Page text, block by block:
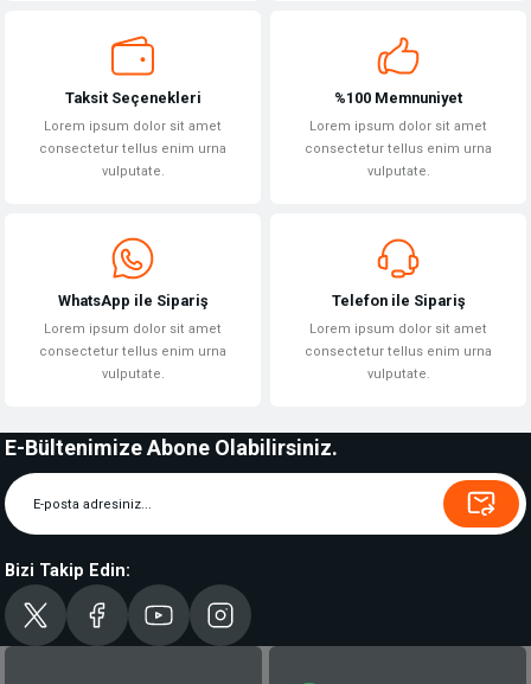
Taksit Seçenekleri
Lorem ipsum dolor sit amet
consectetur tellus enim urna
vulputate.
%100 Memnuniyet
Lorem ipsum dolor sit amet
consectetur tellus enim urna
vulputate.
WhatsApp ile Sipariş
Lorem ipsum dolor sit amet
consectetur tellus enim urna
vulputate.
Telefon ile Sipariş
Lorem ipsum dolor sit amet
consectetur tellus enim urna
vulputate.
E-Bültenimize Abone Olabilirsiniz.
Bizi Takip Edin: